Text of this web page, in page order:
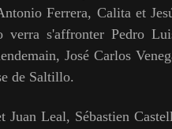
Ferrera, Calita et
verra s'affronter Pedro
José Carlos
de Saltillo.
Leal, Sébastien